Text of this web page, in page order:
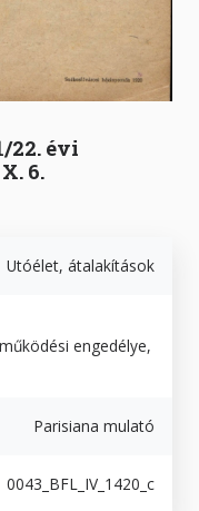
22. évi
6.
Utóélet, átalakítások
engedélye,
Parisiana mulató
0043_BFL_IV_1420_c